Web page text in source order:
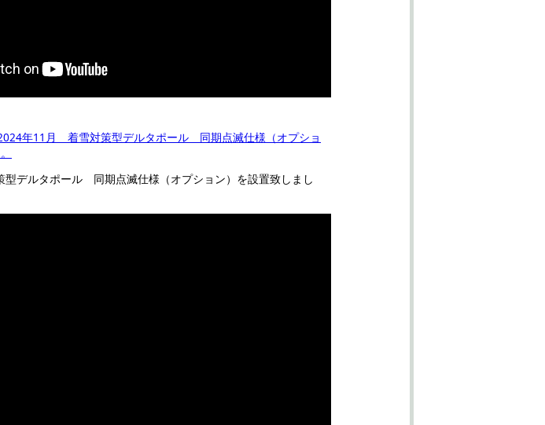
年11月 着雪対策型デルタポール 同期点滅仕様（オプショ
デルタポール 同期点滅仕様（オプション）を設置致しまし